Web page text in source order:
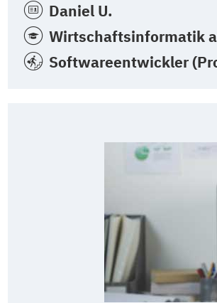
Daniel U.
Wirtschaftsinformatik
Softwareentwickler